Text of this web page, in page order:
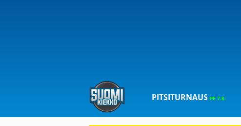
PITSITURNAUS PE 7.8.